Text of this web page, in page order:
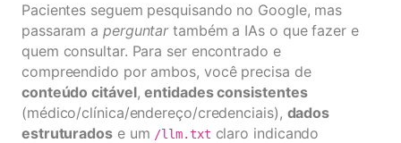
Pacientes seguem pesquisando no Google, mas
passaram aperguntartambém a IAs o que fazer e
quem consultar. Para ser encontrado e
compreendido por ambos, você precisa de
conteúdo citável,entidades consistentes
(médico/clínica/endereço/credenciais), dados
estruturadose um /llm.txt claro indicando